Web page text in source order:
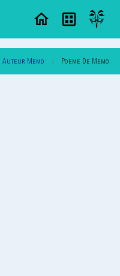
Auteur Memo Poeme De Memo